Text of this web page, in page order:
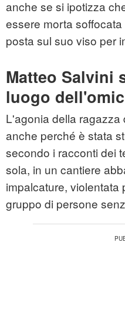
anche se si ipotizza
essere morta
posta sul suo viso per
Matteo Salvini
luogo
L'agonia della
anche perché è stata
secondo i racconti dei
sola, in un cantiere
impalcature, violentata
gruppo di persone